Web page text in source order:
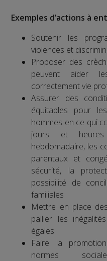
Exemples d’actions à
Soutenir les
violences et
Proposer des
peuvent aider
correctement vie
Assurer des
équitables pour
hommes en ce qui
jours et
hebdomadaire, les
parentaux et
sécurité, la
possibilité de
familiales
Mettre en place
pallier les
égales
Faire la
normes